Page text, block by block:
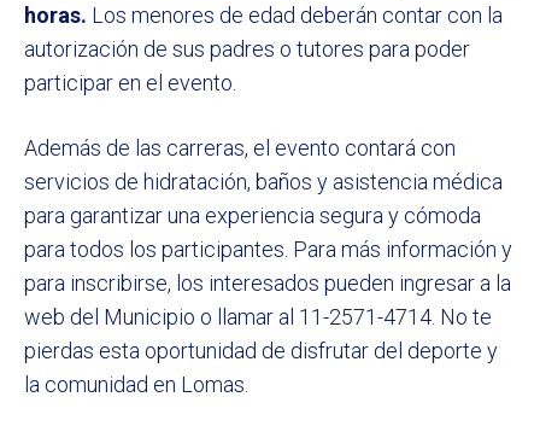
horas. Los menores de edad deberán contar con la
autorización de sus padres o tutores para poder
participar en el evento.
Además de las carreras, el evento contará con
servicios de hidratación, baños y asistencia médica
para garantizar una experiencia segura y cómoda
para todos los participantes. Para más información y
para inscribirse, los interesados pueden ingresar a la
web del Municipio o llamar al 11-2571-4714. No te
pierdas esta oportunidad de disfrutar del deporte y
la comunidad en Lomas.